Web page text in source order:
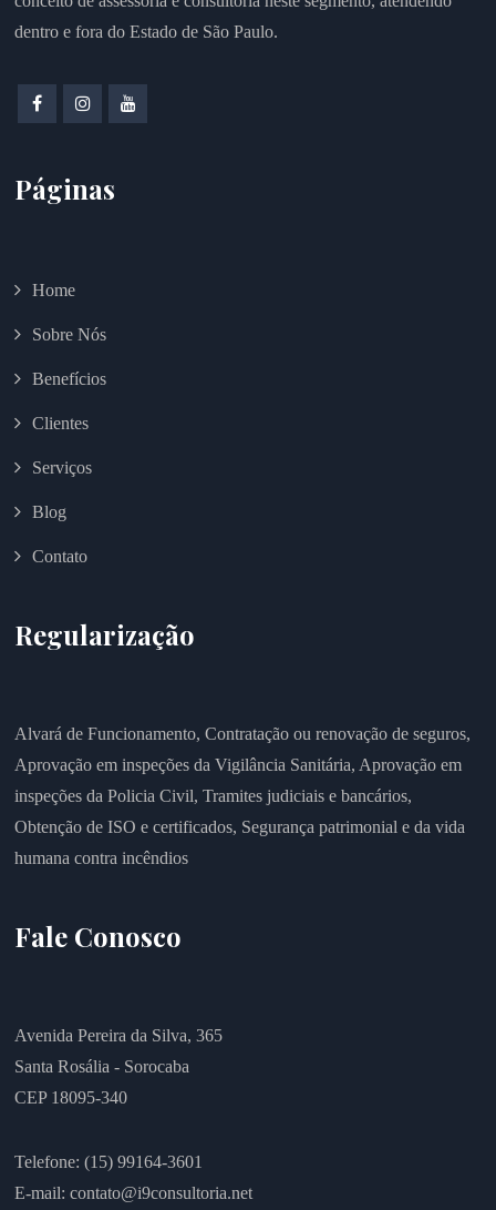
dentro e fora do Estado de São Paulo.
Páginas
Home
Sobre Nós
Benefícios
Clientes
Serviços
Blog
Contato
Regularização
Alvará de Funcionamento,Contratação ou renovação de seguros,
Aprovação em inspeções da Vigilância Sanitária,Aprovação em
inspeções da Policia Civil,Tramites judiciais e bancários,
Obtenção de ISO e certificados, Segurança patrimonial e da vida
humana contra incêndios
Fale Conosco
Avenida Pereira da Silva, 365
Santa Rosália - Sorocaba
CEP 18095-340
Telefone: (15) 99164-3601
E-mail:contato@i9consultoria.net